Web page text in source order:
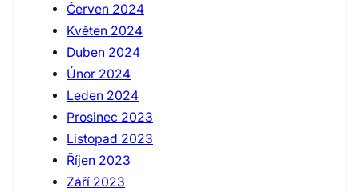
Červen 2024
Květen 2024
Duben 2024
Únor 2024
Leden 2024
Prosinec 2023
Listopad 2023
Říjen 2023
Září 2023